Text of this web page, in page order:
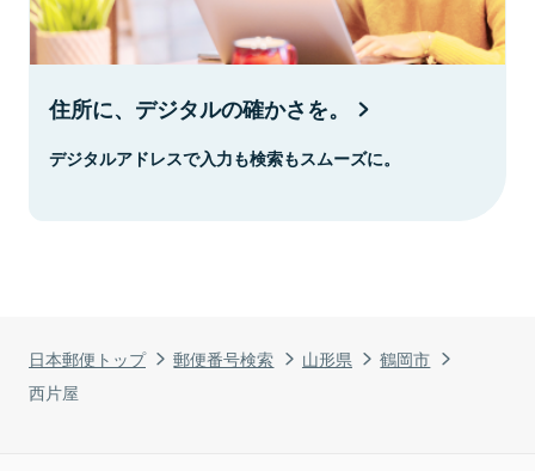
日本郵便トップ 郵便番号検索 山形県
鶴岡市
西片屋
住所に、デジタルの確かさを。
デジタルアドレスで入力も検索もスムーズに。